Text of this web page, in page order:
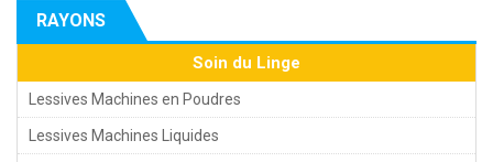
DT
RAYONS
Soin du Linge
Lessives Machines en Poudres
Lessives Machines Liquides